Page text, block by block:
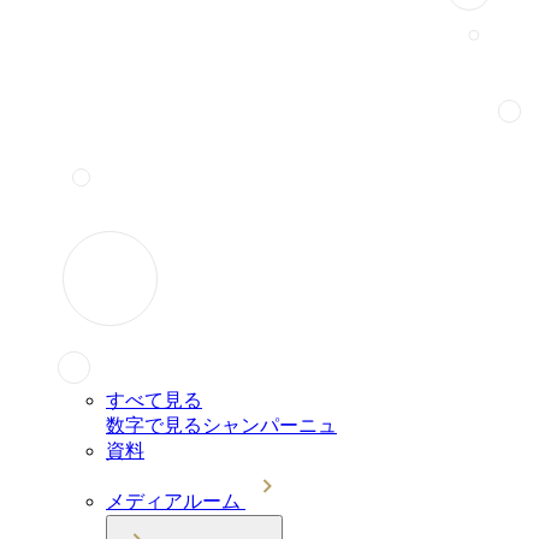
すべて見る
数字で見るシャンパーニュ
資料
メディアルーム